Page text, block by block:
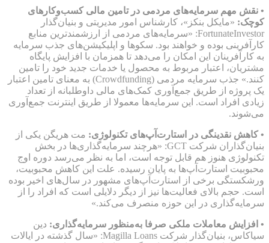
• نقش مهم سرمایه‌های مردمی در تامین مالی کسب‌وکارهای
کوچک: «مایکل بنکز»، کارشناس امور مدیریتی و بنیان‌گذار
FortunateInvestor: «سرمایه‌های مردمی از ارزشمندترین منابع
کارآفرینی بوده و خواهند بود. سکوها و اپلیکیشن‌های جذب سرمایه
به کارآفرینان این امکان را می‌دهد تا همزمان با افزایش پایگاه
مشتریان، اعتبار مربوط به محصول یا خدمات جدید خود را تامین
کنند.» جذب سرمایه‌ مردمی (Crowdfunding) به معنای تامین اعتبار
یک پروژه از طریق جمع‌آوری کمک‌های مالی داوطلبانه از تعداد
زیادی افراد است. این سرمایه‌ها معمولا از طریق اینترنت جمع‌آوری
می‌شوند.
• کاهش نقدینگی در استارت‌آپ‌های تکنولوژی: مت هریگن یکی از
بنیان‌گذاران شرکت GCT: «هرچند سرمایه‌گذاری‌ها در بخش
تکنولوژی هنوز هم قابل توجه است، اما به نظر می‌رسد دوره اوج
محبوبیت استارت‌آپ‌ها به پایان رسیده. علت این کاهش محبوبیت،
ورشکستگی برخی از استارت‌آپ‌های مشهور در سال‌های اخیر بوده
است. حجم بالای فعالیت‌ها نیز از دیگر دلایلی است که افراد را از
سرمایه‌گذاری در این حوزه منصرف می‌کند.»
• افزایش معاملات ملکی صرفا به‌منظور سرمایه‌گذاری: دین
سیاکاس، بنیان‌گذار شرکت Magilla Loans: «سال گذشته در ایالات